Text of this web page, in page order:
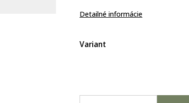
Detailné informácie
Variant